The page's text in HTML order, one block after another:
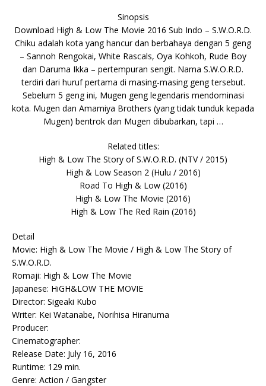
Sinopsis
Download High & Low The Movie 2016 Sub Indo – S.W.O.R.D.
Chiku adalah kota yang hancur dan berbahaya dengan 5 geng
– Sannoh Rengokai, White Rascals, Oya Kohkoh, Rude Boy
dan Daruma Ikka – pertempuran sengit. Nama S.W.O.R.D.
terdiri dari huruf pertama di masing-masing geng tersebut.
Sebelum 5 geng ini, Mugen geng legendaris mendominasi
kota. Mugen dan Amamiya Brothers (yang tidak tunduk kepada
Mugen) bentrok dan Mugen dibubarkan, tapi …
Related titles:
High & Low The Story of S.W.O.R.D. (NTV / 2015)
High & Low Season 2 (Hulu / 2016)
Road To High & Low (2016)
High & Low The Movie (2016)
High & Low The Red Rain (2016)
Detail
Movie: High & Low The Movie / High & Low The Story of
S.W.O.R.D.
Romaji: High & Low The Movie
Japanese: HiGH&LOW THE MOVIE
Director: Sigeaki Kubo
Writer: Kei Watanabe, Norihisa Hiranuma
Producer:
Cinematographer:
Release Date: July 16, 2016
Runtime: 129 min.
Genre: Action / Gangster